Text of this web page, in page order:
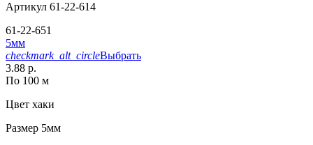
Артикул 61-22-614
61-22-651
5мм
checkmark_alt_circleВыбрать
3.88 р.
По 100 м
Цвет хаки
Размер 5мм